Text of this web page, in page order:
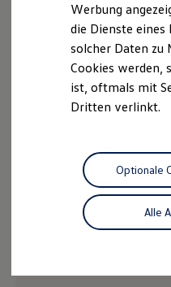
Autonomes
Mehr zum ID. Buzz
Online
California Club
California
Vanlife
California App
California
Übernachten im
Unternehmen
Karriere
Nachhaltigkeit
babel-helper-
replace-supers
validator-option
babel-loader
Werbung
die Dienste
solcher Daten zu
Cookies werden,
ist, oftmals mit
Dritten verlinkt.
Alle
Optionale